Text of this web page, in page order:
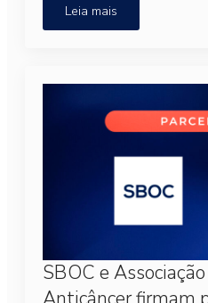
Leia mais
SBOC e